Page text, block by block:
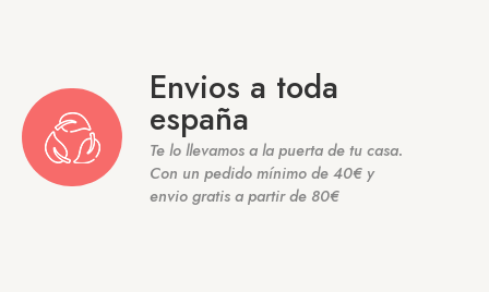
Envios a toda
españa
Te lo llevamos a la puerta de tu casa.
Con un pedido mínimo de 40€ y
envio gratis a partir de 80€